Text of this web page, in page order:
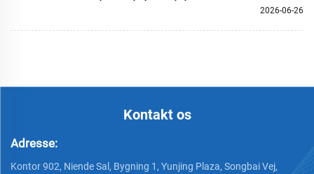
2026-06-26
Kontakt os
Adresse:
Kontor 902, Niende Sal, Bygning 1, Yunjing Plaza, Songbai Vej,